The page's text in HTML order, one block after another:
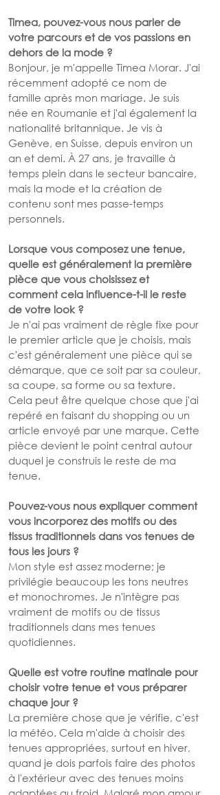
Timea, pouvez-vous nous parler de
votre parcours et de vos passions en
dehors de la mode ?
Bonjour, je m'appelle Timea Morar. J'ai
récemment adopté ce nom de
famille après mon mariage. Je suis
née en Roumanie et j'ai également la
nationalité britannique. Je vis à
Genève, en Suisse, depuis environ un
an et demi. À 27 ans, je travaille à
temps plein dans le secteur bancaire,
mais la mode et la création de
contenu sont mes passe-temps
personnels.
Lorsque vous composez une tenue,
quelle est généralement la première
pièce que vous choisissez et
comment cela influence-t-il le reste
de votre look ?
Je n'ai pas vraiment de règle fixe pour
le premier article que je choisis, mais
c'est généralement une pièce qui se
démarque, que ce soit par sa couleur,
sa coupe, sa forme ou sa texture.
Cela peut être quelque chose que j'ai
repéré en faisant du shopping ou un
article envoyé par une marque. Cette
pièce devient le point central autour
duquel je construis le reste de ma
tenue.
Pouvez-vous nous expliquer comment
vous incorporez des motifs ou des
tissus traditionnels dans vos tenues de
tous les jours ?
Mon style est assez moderne; je
privilégie beaucoup les tons neutres
et monochromes. Je n'intègre pas
vraiment de motifs ou de tissus
traditionnels dans mes tenues
quotidiennes.
Quelle est votre routine matinale pour
choisir votre tenue et vous préparer
chaque jour ?
La première chose que je vérifie, c'est
la météo. Cela m'aide à choisir des
tenues appropriées, surtout en hiver,
quand je dois parfois faire des photos
à l'extérieur avec des tenues moins